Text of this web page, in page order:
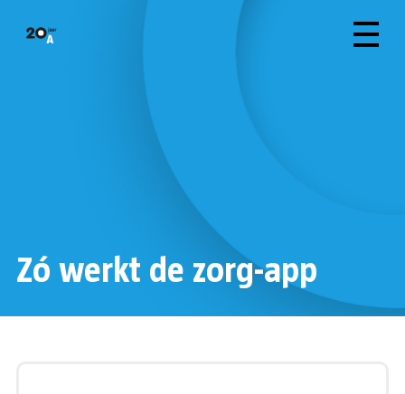
Zó werkt de zorg-app